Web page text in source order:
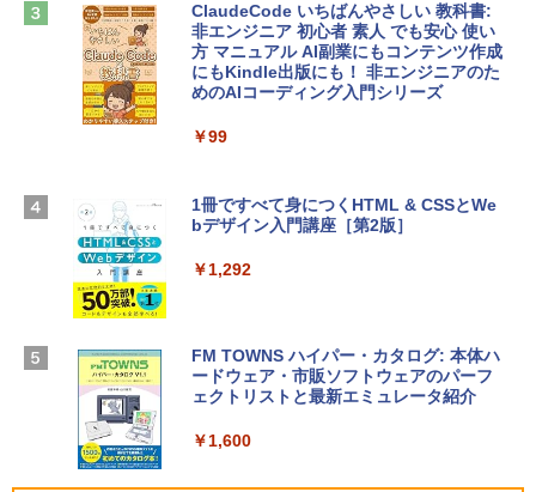
￥2,952
Apple 2026 MacBook Air M5チップ搭載
igence、13.6インチLiquid Retinaディ
ームカメラ、日本語キーボード、Touch I
D - シルバー
￥261,414
ン 15-fd 15.6インチ 16GBメモリ 512GB
SSD インテル Core 5
Microsoft Office Home & Business 202
4(最新 永続版)|オンラインコード版|Wind
ows11、10/mac対応|PC2台
￥39,582
Robloxギフトカード - 2,000 Robux 【限
定バーチャルアイテムを含む】 【オンラ
ラインコード版
Windows版 | Minecraft (マインクラフ
ト): Java & Bedrock Edition | オンライ
ClaudeCode いちばんやさしい 教科書:
非エンジニア 初心者 素人 でも安心 使い
方 マニュアル AI副業にもコンテンツ作成
にもKindle出版にも！ 非エンジニアのた
めのAIコーディング入門シリーズ
￥99
1冊ですべて身につくHTML & CSSとWe
bデザイン入門講座［第2版］
￥1,292
FM TOWNS ハイパー・カタログ: 本体ハ
ードウェア・市販ソフトウェアのパーフ
ェクトリストと最新エミュレータ紹介
￥1,600